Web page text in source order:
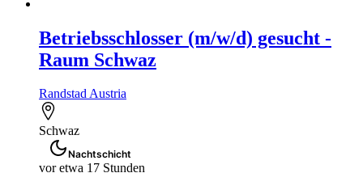
Betriebsschlosser (m/w/d) gesucht -
Raum Schwaz
Randstad Austria
Schwaz
Nachtschicht
vor etwa 17 Stunden